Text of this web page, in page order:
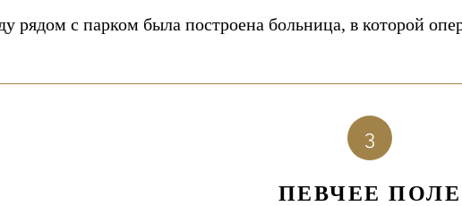
рядом с парком была построена больница, в которой
3
ПЕВЧЕЕ ПОЛЕ